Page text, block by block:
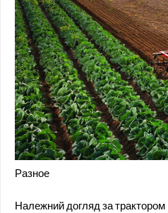
Разное
Належний догляд за трактором